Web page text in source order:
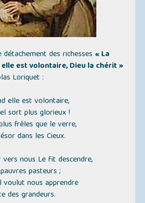
des richesses « La
est volontaire, Dieu la chérit »
Loriquet :
elle est volontaire,
sort plus glorieux !
frêles que le verre,
dans les Cieux.
nous Le fit descendre,
pasteurs ;
nous apprendre
des grandeurs.